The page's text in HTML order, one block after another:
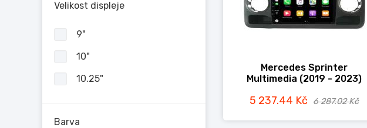
Velikost displeje
9"
10"
10.25"
Barva
Mercedes Sprinter
Multimedia (2019 - 2023)
5 237.44 Kč 6 287.02 Kč